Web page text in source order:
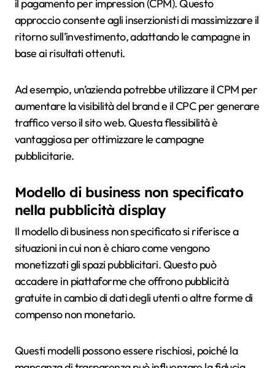
il pagamento per impression (CPM). Questo
approccio consente agli inserzionisti di massimizzare il
ritorno sull’investimento, adattando le campagne in
base ai risultati ottenuti.
Ad esempio, un’azienda potrebbe utilizzare il CPM per
aumentare la visibilità del brand e il CPC per generare
traffico verso il sito web. Questa flessibilità è
vantaggiosa per ottimizzare le campagne
pubblicitarie.
Modello di business non specificato
nella pubblicità display
Il modello di business non specificato si riferisce a
situazioni in cui non è chiaro come vengono
monetizzati gli spazi pubblicitari. Questo può
accadere in piattaforme che offrono pubblicità
gratuite in cambio di dati degli utenti o altre forme di
compenso non monetario.
Questi modelli possono essere rischiosi, poiché la